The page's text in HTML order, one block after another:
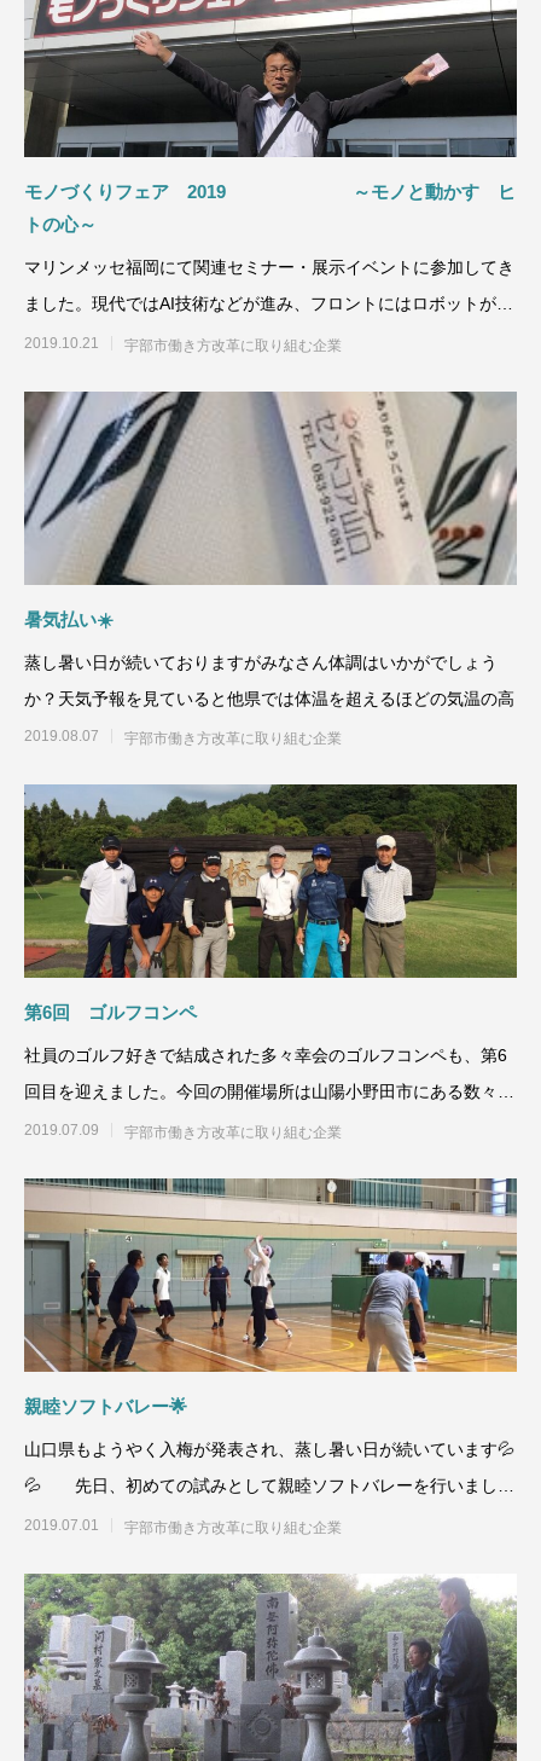
モノづくりフェア 2019 ～モノと動かす ヒ
トの心～
マリンメッセ福岡にて関連セミナー・展示イベントに参加してき
ました。現代ではAI技術などが進み、フロントにはロボットが対
応してくれたりと、想
2019.10.21 宇部市働き方改革に取り組む企業
暑気払い☀️
蒸し暑い日が続いておりますがみなさん体調はいかがでしょう
か？天気予報を見ていると他県では体温を超えるほどの気温の高
2019.08.07 宇部市働き方改革に取り組む企業
第6回 ゴルフコンペ
社員のゴルフ好きで結成された多々幸会のゴルフコンペも、第6
回目を迎えました。今回の開催場所は山陽小野田市にある数々の
ゴルフ場の中で
2019.07.09 宇部市働き方改革に取り組む企業
親睦ソフトバレー🌟
山口県もようやく入梅が発表され、蒸し暑い日が続いています💦
💦 先日、初めての試みとして親睦ソフトバレーを行いました
😊
2019.07.01 宇部市働き方改革に取り組む企業